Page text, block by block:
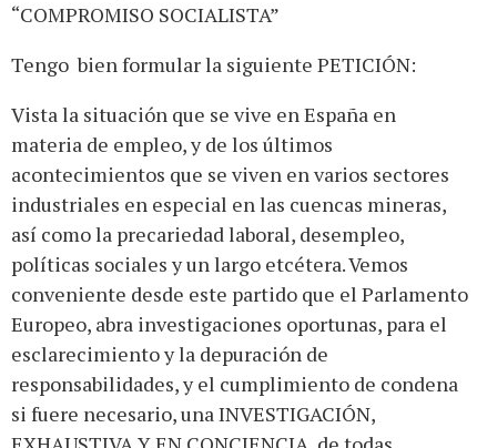
“COMPROMISO SOCIALISTA”
Tengo bien formular la siguiente PETICIÓN:
Vista la situación que se vive en España en
materia de empleo, y de los últimos
acontecimientos que se viven en varios sectores
industriales en especial en las cuencas mineras,
así como la precariedad laboral, desempleo,
políticas sociales y un largo etcétera. Vemos
conveniente desde este partido que el Parlamento
Europeo, abra investigaciones oportunas, para el
esclarecimiento y la depuración de
responsabilidades, y el cumplimiento de condena
si fuere necesario, una INVESTIGACIÓN,